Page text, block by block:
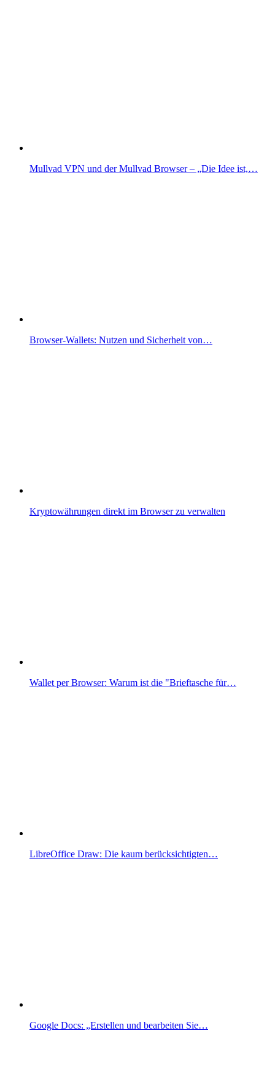
Mullvad VPN und der Mullvad Browser – „Die Idee ist,…
Browser-Wallets: Nutzen und Sicherheit von…
Kryptowährungen direkt im Browser zu verwalten
Wallet per Browser: Warum ist die "Brieftasche für…
LibreOffice Draw: Die kaum berücksichtigten…
Google Docs: „Erstellen und bearbeiten Sie…